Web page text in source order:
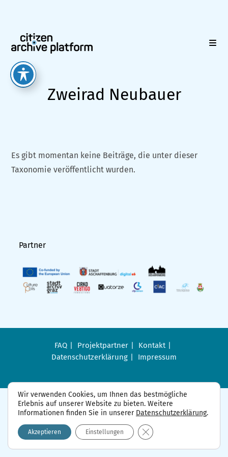
springen
Zweirad Neubauer
Es gibt momentan keine Beiträge, die unter dieser
Taxonomie veröffentlicht wurden.
Partner
FAQ Projektpartner
Kontakt
Datenschutzerklärung
Impressum
Wir verwenden Cookies, um Ihnen das bestmögliche
Erlebnis auf unserer Website zu bieten. Weitere
Informationen finden Sie in unserer Datenschutzerklärung.
Akzeptieren Einstellungen GDPR Cookie-Banner